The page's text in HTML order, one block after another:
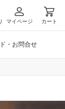
マイページ カート
・お問合せ